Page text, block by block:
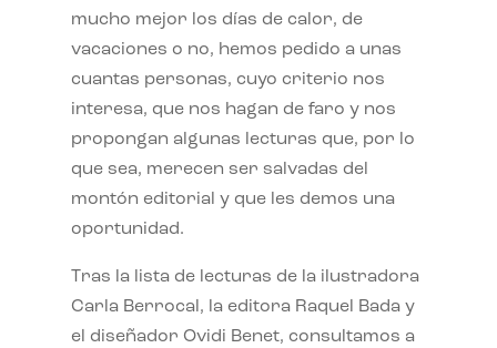
mucho mejor los días de calor, de
vacaciones o no, hemos pedido a unas
cuantas personas, cuyo criterio nos
interesa, que nos hagan de faro y nos
propongan algunas lecturas que, por lo
que sea, merecen ser salvadas del
montón editorial y que les demos una
oportunidad.
Tras la lista de lecturas de la ilustradora
Carla Berrocal, la editora Raquel Bada y
el diseñador Ovidi Benet, consultamos a